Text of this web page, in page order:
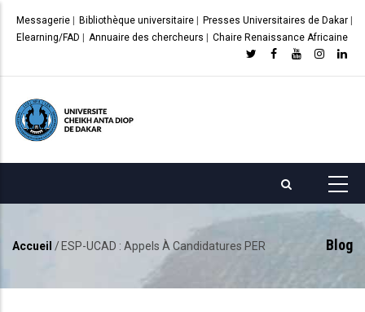
principal
Messagerie Bibliothèque universitaire Presses Universitaires de Dakar
Elearning/FAD
Annuaire des chercheurs Chaire Renaissance Africaine
Blog
d'Ariane
Accueil / ESP-UCAD : Appels À Candidatures PER